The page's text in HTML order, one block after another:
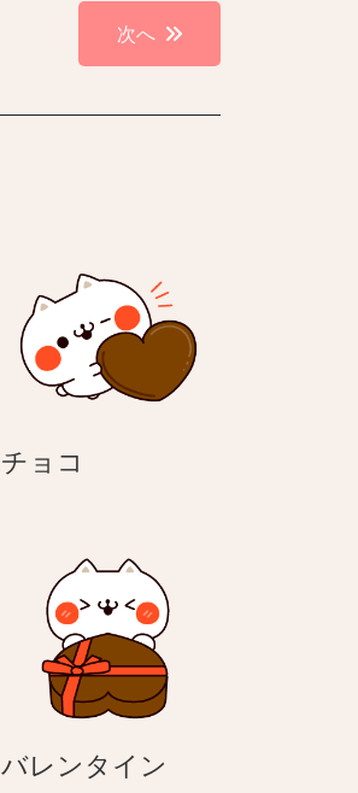
次へ
チョコ
バレンタイン